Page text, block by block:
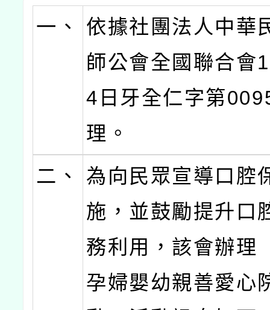
一、
依據社團法人中華
師公會全國聯合會
4日牙全仁字第
理。
二、
為向民眾宣導口腔
施，並鼓勵提升口
務利用，該會辦理
孕婦嬰幼親善愛心